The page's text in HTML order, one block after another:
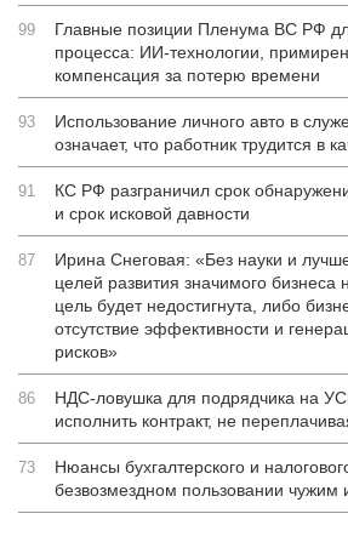
99
Главные позиции Пленума ВС РФ
процесса: ИИ-технологии,
компенсация за потерю времени
93
Использование личного авто в
означает, что работник трудится в
91
КС РФ разграничил срок
и срок исковой давности
87
Ирина Снеговая: «Без науки и
целей развития значимого бизнеса
цель будет недостигнута, либо
отсутствие эффективности и
рисков»
86
НДС-ловушка для подрядчика на
исполнить контракт, не
73
Нюансы бухгалтерского и
безвозмездном пользовании чужим